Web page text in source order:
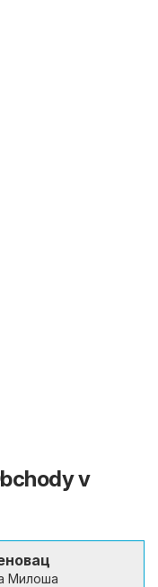
v
Милоша